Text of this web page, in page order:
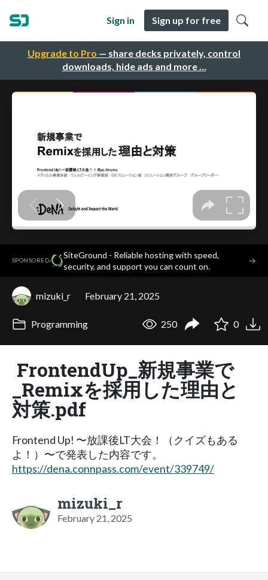
Upgrade to Pro — share decks privately, control
downloads, hide ads and more …
Sign in Sign up for free
SPONSORED·
SiteGround - Reliable hosting with speed,
security, and support you can count on.
→
mizuki_r February 21, 2025
Programming 250 0
FrontendUp_新規事業で
_Remixを採用した理由と
対策.pdf
Frontend Up! 〜放課後LT大会！（クイズもある
よ！）〜で発表した内容です。
https://dena.connpass.com/event/339749/
mizuki_r
February 21, 2025